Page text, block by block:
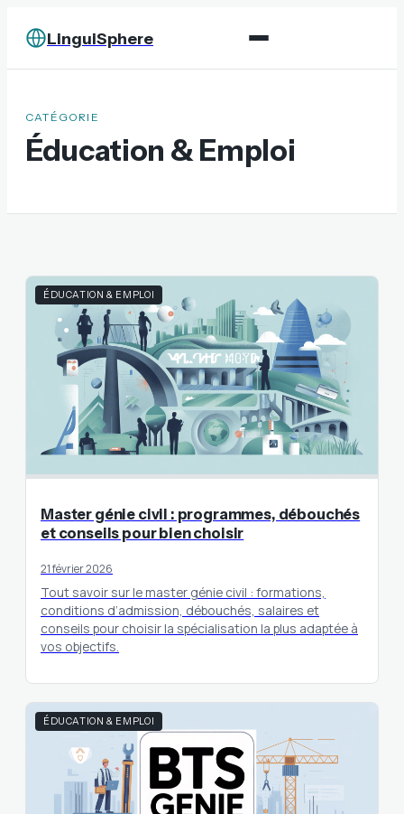
LinguiSphere
CATÉGORIE
Éducation & Emploi
ÉDUCATION & EMPLOI
Master génie civil : programmes, débouchés
et conseils pour bien choisir
21 février 2026
Tout savoir sur le master génie civil : formations,
conditions d’admission, débouchés, salaires et
conseils pour choisir la spécialisation la plus adaptée à
vos objectifs.
ÉDUCATION & EMPLOI